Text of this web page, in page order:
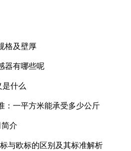
格及壁厚
器有哪些呢
是什么
：一平方米能承受多少公斤
介
与欧标的区别及其标准解析